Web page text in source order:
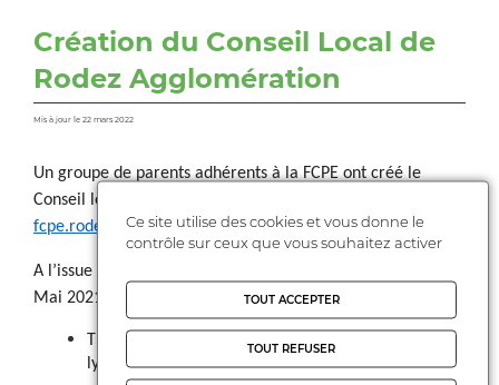
Création du Conseil Local de
Rodez Agglomération
Mis à jour le 22 mars 2022
Un groupe de parents adhérents à la FCPE ont créé le
Conseil local de Rodez Agglomération :
fcpe.rodezAgglo@gmail.com;
A l’issue de l'Assemblée Constituante qui s’est tenue le 25
Mai 2021, ont été élu :
Thierry Touya, parent de l’école Flaugergues et
lycée Monteil : président.
Ce site utilise des cookies et vous donne le
contrôle sur ceux que vous souhaitez activer
TOUT ACCEPTER
TOUT REFUSER